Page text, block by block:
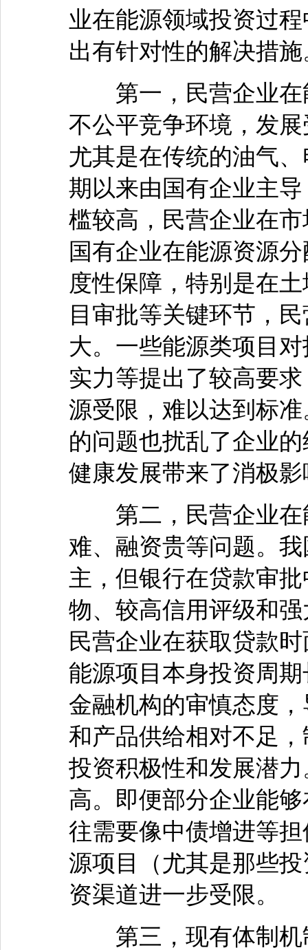
业在能源领域投资过
出有针对性的解决措施
第一，民营企业在
不公平竞争环境，发
尤其是在传统的油气
期以来由国有企业主
槛较高，民营企业在
国有企业在能源资源
度性保障，特别是在
目审批等关键环节，
大。一些能源类项目
实力等提出了较高要
源受限，难以达到标
的问题也扰乱了企业
健康发展带来了消极
第二，民营企业在
难、融资贵等问题。
主，但银行在贷款审
物、较高信用评级和
民营企业在获取贷款
能源项目本身投资周
金融机构的审慎态度
和产品供给相对不足
投资积极性和发展潜
高。即便部分企业能
往需要像中债增进等
源项目（尤其是那些
资渠道进一步受限。
第三，现有体制机